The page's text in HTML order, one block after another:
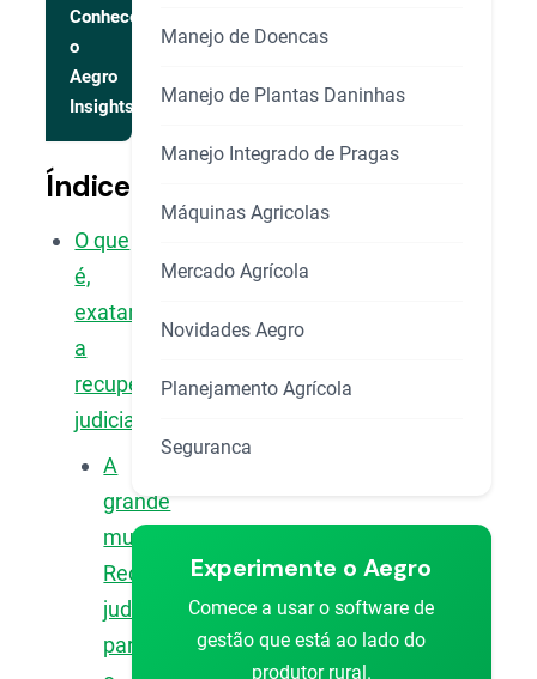
Conhecer
o
Aegro
Insights
Índice
O que
é,
exatamente,
a
recuperação
judicial?
A
grande
mudança:
Recuperação
judicial
para
Manejo de Doencas
Manejo de Plantas Daninhas
Manejo Integrado de Pragas
Máquinas Agricolas
Mercado Agrícola
Novidades Aegro
Planejamento Agrícola
Seguranca
Experimente o Aegro
Comece a usar o software de
gestão que está ao lado do
produtor rural.